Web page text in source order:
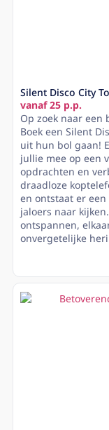
Silent Disco City
vanaf 25 p.p.
Op zoek naar
Boek een Silent
uit hun bol gaan!
jullie mee op een
opdrachten en
draadloze
en ontstaat er
jaloers naar
ontspannen,
onvergetelijke